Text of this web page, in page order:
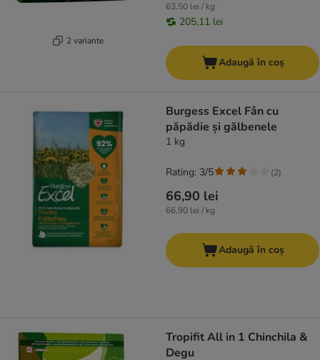
2 variante
63,50 lei / kg
205,11 lei
Adaugă în coș
Burgess Excel Fân cu
păpădie și gălbenele
1 kg
66,90 lei
66,90 lei / kg
Rating: 3/5 (2)
Adaugă în coș
Tropifit All in 1 Chinchila &
Degu